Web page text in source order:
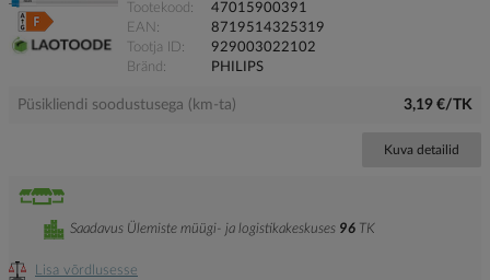
Tootekood
47015900391
EAN
8719514325319
Tootja ID
929003022102
Bränd
PHILIPS
Püsikliendi soodustusega (km-ta) 3,19 €/TK
Kuva detailid
Lisa võrdlusesse
Saadavus Ülemiste müügi- ja logistikakeskuses 96 TK